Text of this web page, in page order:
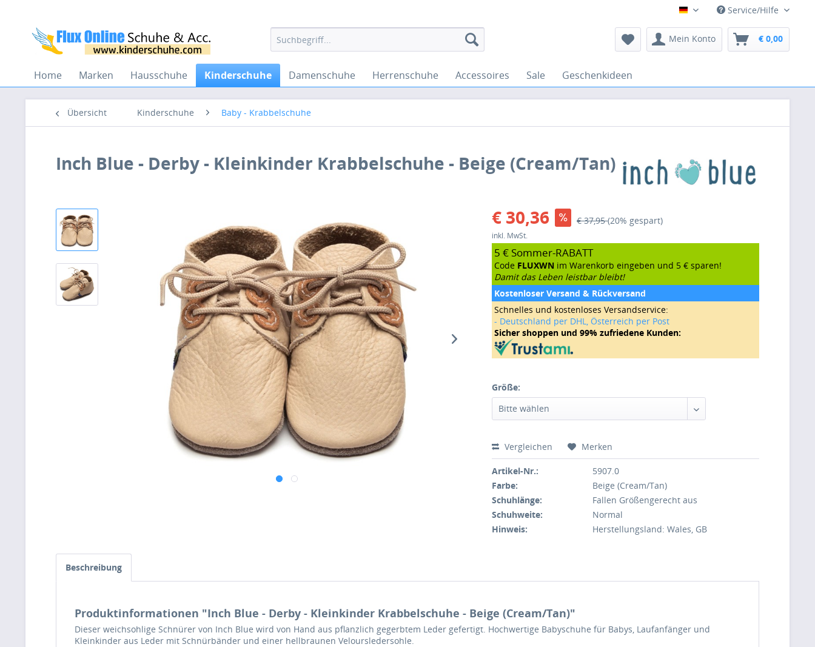
Deutsch Service/Hilfe
Mein Konto € 0,00
Home Marken Hausschuhe Kinderschuhe Damenschuhe Herrenschuhe Accessoires Sale Geschenkideen
Übersicht Kinderschuhe Baby - Krabbelschuhe
Inch Blue - Derby - Kleinkinder Krabbelschuhe - Beige (Cream/Tan)
€ 30,36 € 37,95(20% gespart)
inkl. MwSt.
5 € Sommer-RABATT
Code FLUXWN im Warenkorb eingeben und 5 € sparen!
Damit das Leben leistbar bleibt!
Kostenloser Versand & Rückversand
Schnelles und kostenloses Versandservice:
- Deutschland per DHL, Österreich per Post
Sicher shoppen und 99% zufriedene Kunden:
Größe:
Vergleichen Merken
Artikel-Nr.:
5907.0
Farbe:
Beige (Cream/Tan)
Schuhlänge:
Fallen Größengerecht aus
Schuhweite:
Normal
Hinweis:
Herstellungsland: Wales, GB
Beschreibung
Produktinformationen "Inch Blue - Derby - Kleinkinder Krabbelschuhe - Beige (Cream/Tan)"
Dieser weichsohlige Schnürer von Inch Blue wird von Hand aus pflanzlich gegerbtem Leder gefertigt. Hochwertige Babyschuhe für Babys, Laufanfänger und
Kleinkinder aus Leder mit Schnürbänder und einer hellbraunen Veloursledersohle.